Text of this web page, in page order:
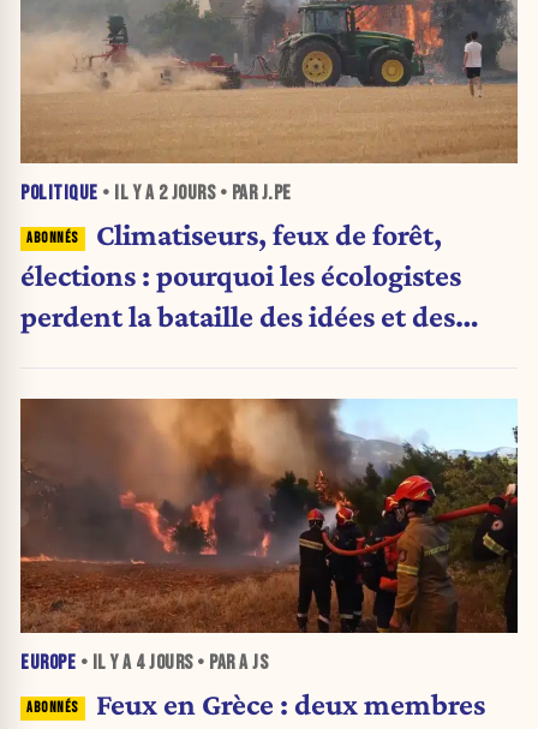
POLITIQUE • IL Y A 2 JOURS• PAR J.PE
Climatiseurs, feux de forêt,
élections : pourquoi les écologistes
perdent la bataille des idées et des
EUROPE • IL Y A 4 JOURS• PAR A JS
Feux en Grèce : deux membres